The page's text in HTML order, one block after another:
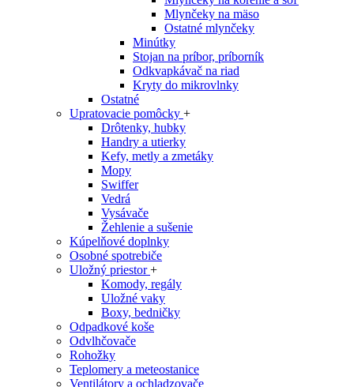
Mlynčeky na mäso
Ostatné mlynčeky
Minútky
Stojan na príbor, príborník
Odkvapkávač na riad
Kryty do mikrovlnky
Ostatné
Upratovacie pomôcky +
Drôtenky, hubky
Handry a utierky
Kefy, metly a zmetáky
Mopy
Swiffer
Vedrá
Vysávače
Žehlenie a sušenie
Kúpelňové doplnky
Osobné spotrebiče
Uložný priestor+
Komody, regály
Uložné vaky
Boxy, bedničky
Odpadkové koše
Odvlhčovače
Rohožky
Teplomery a meteostanice
Ventilátory a ochladzovače